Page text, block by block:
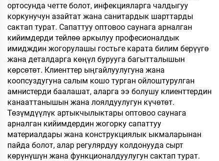
ортосунда четте болот, инфекцияларга чалдыгуу
коркунучун азайтат жана санитардык шарттарды
сактап турат. Сапаттуу оптовоо саунага арналган
кийимдерди тейлөө аркылуу професионалдык
имидждин жогорулашы гостьге карата билим берүүгө
жана деталдарга көңүл бурууга багытталышын
көрсөтөт. Клиенттер ыңгайлуулугуна жана
коопсуздугуна салым кошо турган ойлоштурулган
амнистерди баалашат, аларга ээ болушу клиенттердин
канааттанышын жана лоялдуулугун күчөтөт.
Төзүмдүүлүк артыкчылыктары оптовоо саунага
арналган кийимдердин жогорку сапаттуу
материалдары жана конструкциялык ыкмаларынан
пайда болот, алар регулярдуу колдонууда сырт
көрүнүшүн жана функционалдуулугун сактап турат.